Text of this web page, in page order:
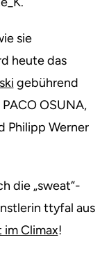
sie
heute das
gebührend
OSUNA,
Philipp Werner
die „sweat“-
ttyfal aus
im Climax!